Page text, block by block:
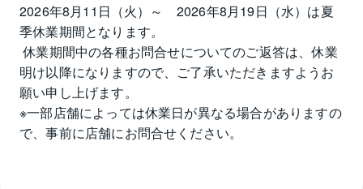
2026年8月11日（火）～　2026年8月19日（水）は夏
季休業期間となります。
休業期間中の各種お問合せについてのご返答は、休業
明け以降になりますので、ご了承いただきますようお
願い申し上げます。
※一部店舗によっては休業日が異なる場合がありますの
で、事前に店舗にお問合せください。